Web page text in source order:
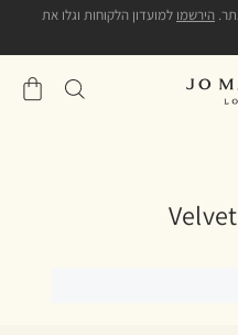
הירשמו למועדון הלקוחות וגלו את
שֶׁלִי